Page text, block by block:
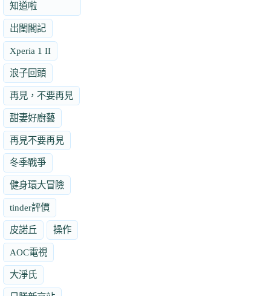
知道啦
出閨閣記
Xperia 1 II
浪子回頭
再見，不要再見
甜妻好廚藝
再見不要再見
冬季戰爭
健身環大冒險
tinder評價
皮諾丘 操作
AOC電視
大淨氏